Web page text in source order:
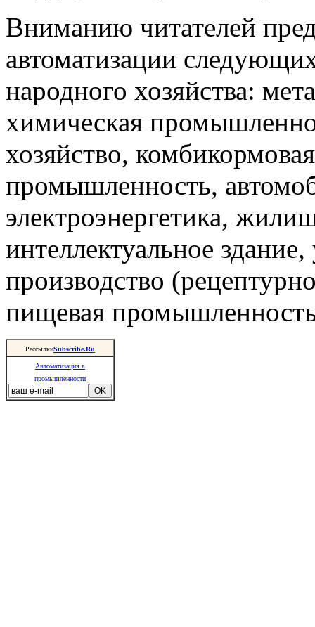
Вниманию читателей
автоматизации
народного хозяйства:
химическая
хозяйство,
промышленность,
электроэнергетика,
интеллектуальное
производство
пищевая
РассылкиSubscribe.Ru
Автоматизация в
промышленности